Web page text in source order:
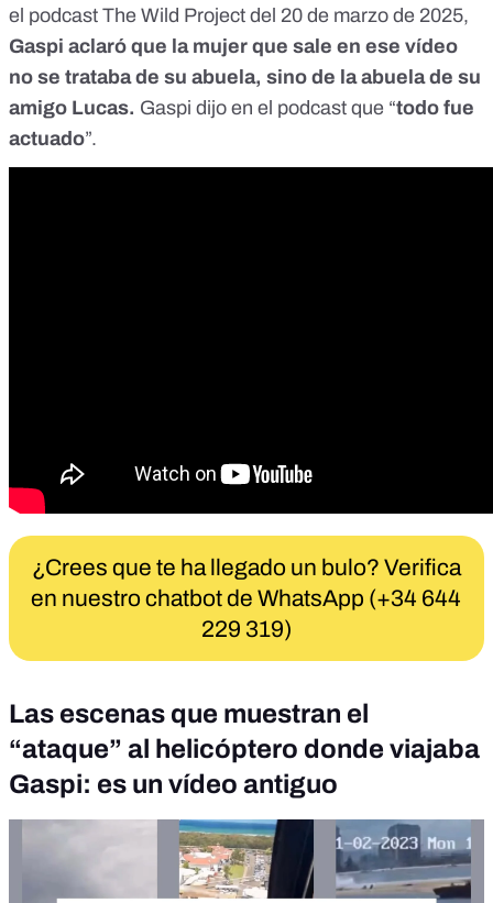
el podcast The Wild Project del 20 de marzo de 2025,
Gaspi aclaró que la mujer que sale en ese vídeo
no se trataba de su abuela, sino de la abuela de su
amigo Lucas. Gaspi dijo en el podcast que “todo fue
actuado”.
¿Crees que te ha llegado un bulo? Verifica
en nuestro chatbot de WhatsApp (+34 644
229 319)
Las escenas que muestran el
“ataque” al helicóptero donde viajaba
Gaspi: es un vídeo antiguo